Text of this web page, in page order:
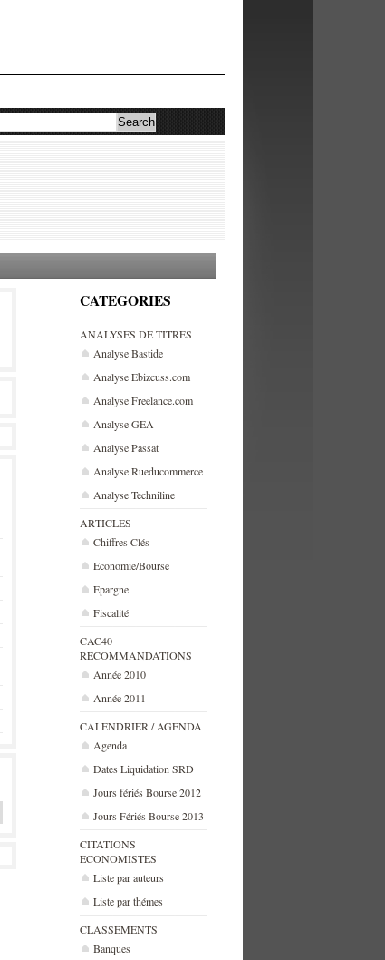
CATEGORIES
ANALYSES DE TITRES
Analyse Bastide
Analyse Ebizcuss.com
Analyse Freelance.com
Analyse GEA
Analyse Passat
Analyse Rueducommerce
Analyse Techniline
ARTICLES
Chiffres Clés
Economie/Bourse
Epargne
Fiscalité
CAC40
RECOMMANDATIONS
Année 2010
Année 2011
CALENDRIER / AGENDA
Agenda
Dates Liquidation SRD
Jours fériés Bourse 2012
Jours Fériés Bourse 2013
CITATIONS
ECONOMISTES
Liste par auteurs
Liste par thémes
CLASSEMENTS
Banques